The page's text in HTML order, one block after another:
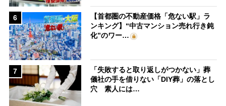
6
【首都圏の不動産価格「危ない駅」ラ
ンキング】“中古マンション売れ行き鈍
化”のワー…
7
「失敗すると取り返しがつかない」葬
儀社の手を借りない「DIY葬」の落とし
穴 素人には…